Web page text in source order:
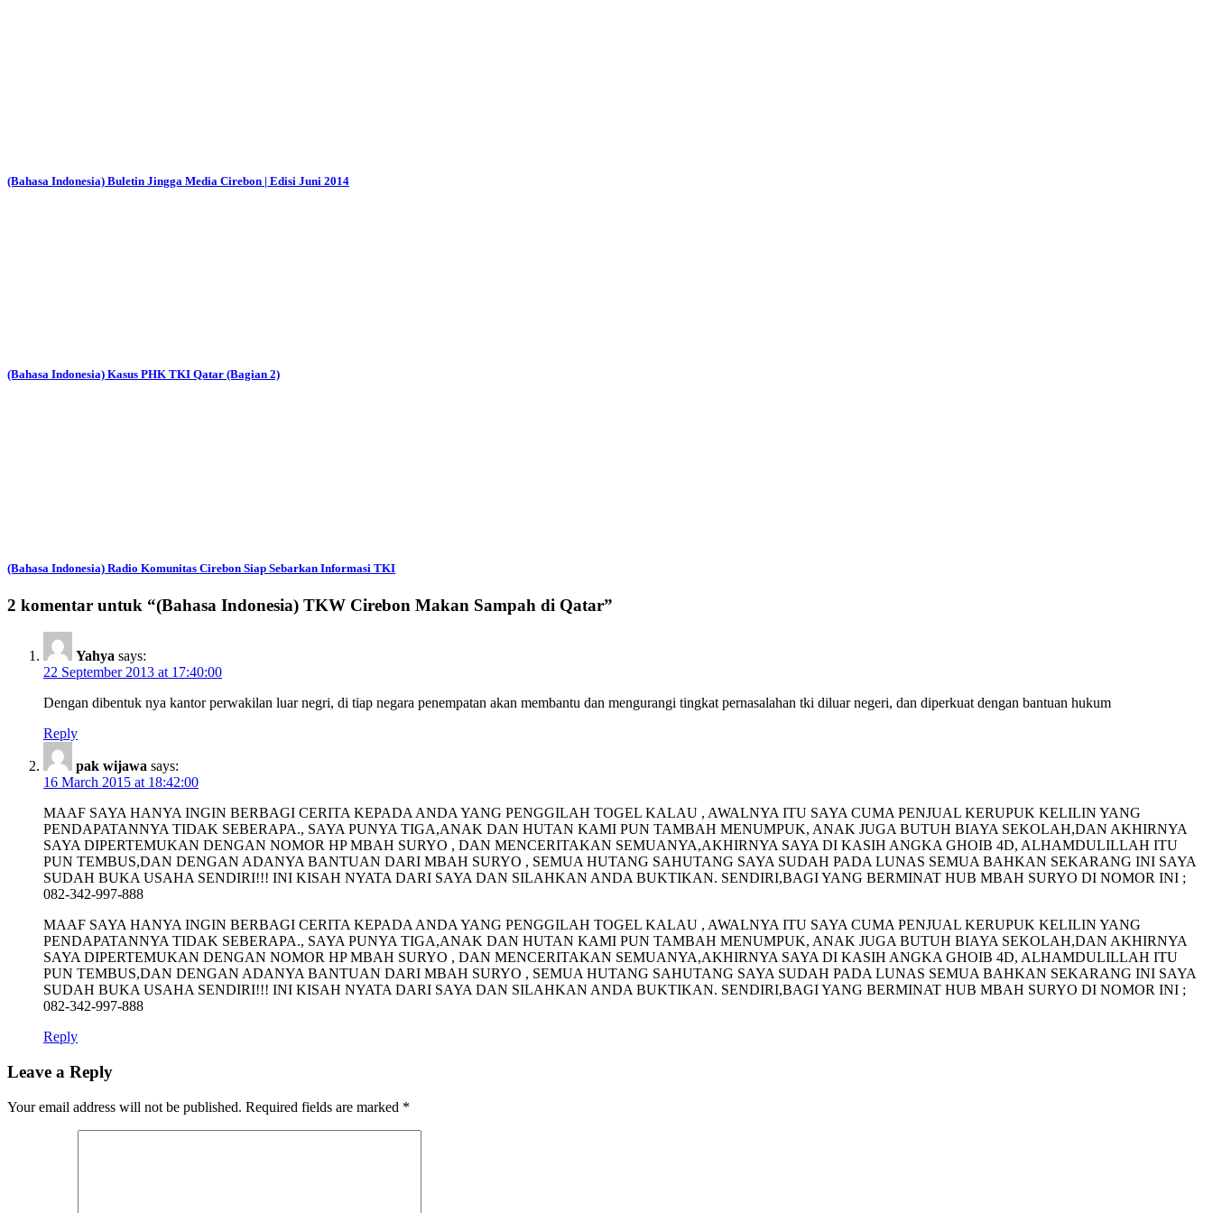
(Bahasa Indonesia) Buletin Jingga Media Cirebon | Edisi Juni 2014
(Bahasa Indonesia) Kasus PHK TKI Qatar (Bagian 2)
(Bahasa Indonesia) Radio Komunitas Cirebon Siap Sebarkan Informasi TKI
2 komentar untuk “(Bahasa Indonesia) TKW Cirebon Makan Sampah di Qatar”
Yahya says:
22 September 2013 at 17:40:00
Dengan dibentuk nya kantor perwakilan luar negri, di tiap negara penempatan akan membantu dan mengurangi tingkat pernasalahan tki diluar negeri, dan diperkuat dengan bantuan hukum
Reply
pak wijawa says:
16 March 2015 at 18:42:00
MAAF SAYA HANYA INGIN BERBAGI CERITA KEPADA ANDA YANG PENGGILAH TOGEL KALAU , AWALNYA ITU SAYA CUMA PENJUAL KERUPUK KELILIN YANG
PENDAPATANNYA TIDAK SEBERAPA., SAYA PUNYA TIGA,ANAK DAN HUTAN KAMI PUN TAMBAH MENUMPUK, ANAK JUGA BUTUH BIAYA SEKOLAH,DAN AKHIRNYA
SAYA DIPERTEMUKAN DENGAN NOMOR HP MBAH SURYO , DAN MENCERITAKAN SEMUANYA,AKHIRNYA SAYA DI KASIH ANGKA GHOIB 4D, ALHAMDULILLAH ITU
PUN TEMBUS,DAN DENGAN ADANYA BANTUAN DARI MBAH SURYO , SEMUA HUTANG SAHUTANG SAYA SUDAH PADA LUNAS SEMUA BAHKAN SEKARANG INI SAYA
SUDAH BUKA USAHA SENDIRI!!! INI KISAH NYATA DARI SAYA DAN SILAHKAN ANDA BUKTIKAN. SENDIRI,BAGI YANG BERMINAT HUB MBAH SURYO DI NOMOR INI ;
082-342-997-888
MAAF SAYA HANYA INGIN BERBAGI CERITA KEPADA ANDA YANG PENGGILAH TOGEL KALAU , AWALNYA ITU SAYA CUMA PENJUAL KERUPUK KELILIN YANG
PENDAPATANNYA TIDAK SEBERAPA., SAYA PUNYA TIGA,ANAK DAN HUTAN KAMI PUN TAMBAH MENUMPUK, ANAK JUGA BUTUH BIAYA SEKOLAH,DAN AKHIRNYA
SAYA DIPERTEMUKAN DENGAN NOMOR HP MBAH SURYO , DAN MENCERITAKAN SEMUANYA,AKHIRNYA SAYA DI KASIH ANGKA GHOIB 4D, ALHAMDULILLAH ITU
PUN TEMBUS,DAN DENGAN ADANYA BANTUAN DARI MBAH SURYO , SEMUA HUTANG SAHUTANG SAYA SUDAH PADA LUNAS SEMUA BAHKAN SEKARANG INI SAYA
SUDAH BUKA USAHA SENDIRI!!! INI KISAH NYATA DARI SAYA DAN SILAHKAN ANDA BUKTIKAN. SENDIRI,BAGI YANG BERMINAT HUB MBAH SURYO DI NOMOR INI ;
082-342-997-888
Reply
Leave a Reply
Your email address will not be published. Required fields are marked *